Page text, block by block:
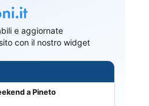
e aggiornate
con il nostro widget
a Pineto